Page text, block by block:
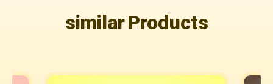
similar Products